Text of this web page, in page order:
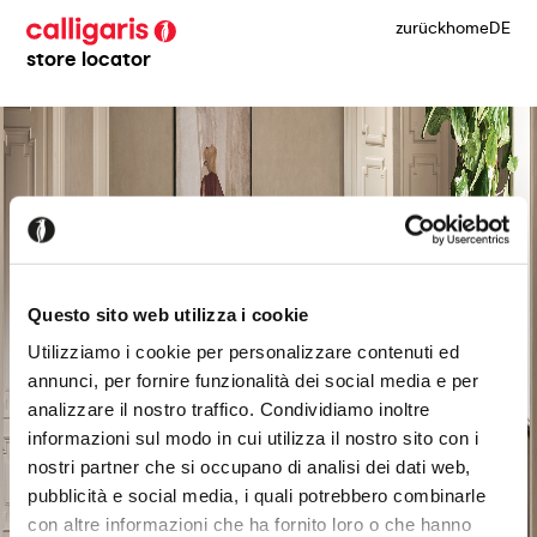
Questo sito web utilizza i cookie
Utilizziamo i cookie per personalizzare contenuti ed
annunci, per fornire funzionalità dei social media e per
analizzare il nostro traffico. Condividiamo inoltre
informazioni sul modo in cui utilizza il nostro sito con i
nostri partner che si occupano di analisi dei dati web,
pubblicità e social media, i quali potrebbero combinarle
con altre informazioni che ha fornito loro o che hanno
store locator
zurückhomeDE